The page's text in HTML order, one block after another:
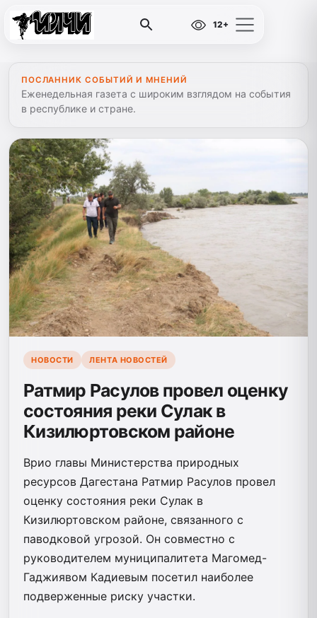
12+
ПОСЛАННИК СОБЫТИЙ И МНЕНИЙ
Еженедельная газета с широким взглядом на события
в республике и стране.
НОВОСТИ ЛЕНТА НОВОСТЕЙ
Ратмир Расулов провел оценку
состояния реки Сулак в
Кизилюртовском районе
Врио главы Министерства природных
ресурсов Дагестана Ратмир Расулов провел
оценку состояния реки Сулак в
Кизилюртовском районе, связанного с
паводковой угрозой. Он совместно с
руководителем муниципалитета Магомед-
Гаджиявом Кадиевым посетил наиболее
подверженные риску участки.